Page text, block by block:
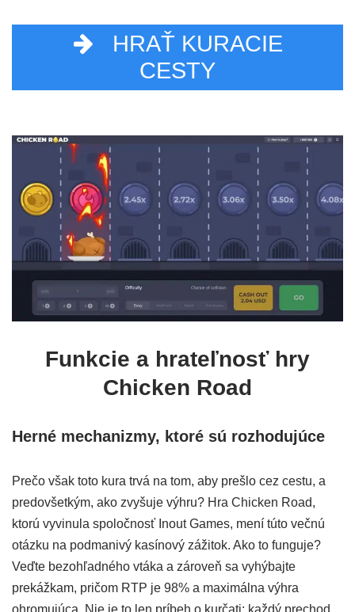
HRAŤ KURACIE
CESTY
Funkcie a hrateľnosť hry
Chicken Road
Herné mechanizmy, ktoré sú rozhodujúce
Prečo však toto kura trvá na tom, aby prešlo cez cestu, a
predovšetkým, ako zvyšuje výhru? Hra Chicken Road,
ktorú vyvinula spoločnosť Inout Games, mení túto večnú
otázku na podmanivý kasínový zážitok. Ako to funguje?
Veďte bezohľadného vtáka a zároveň sa vyhýbajte
prekážkam, pričom RTP je 98% a maximálna výhra
ohromujúca. Nie je to len príbeh o kurčati: každý prechod